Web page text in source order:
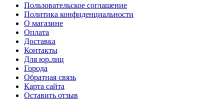
Пользовательское соглашение
Политика конфиденциальности
О магазине
Оплата
Доставка
Контакты
Для юр.лиц
Города
Обратная связь
Карта сайта
Оставить отзыв